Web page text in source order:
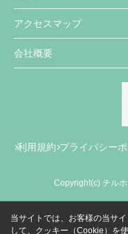
アクセスマップ
会社概要
利用規約 プライバシー
Copyright(c) チル
当サイトでは、お客様の当サ
して、クッキー（Cookie）を